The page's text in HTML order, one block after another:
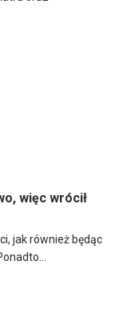
więc wrócił
jak również będąc